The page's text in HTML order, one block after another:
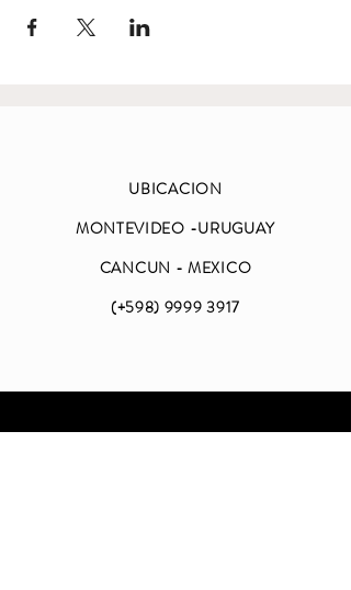
UBICACION
MONTEVIDEO -URUGUAY
CANCUN - MEXICO
(+598) 9999 3917